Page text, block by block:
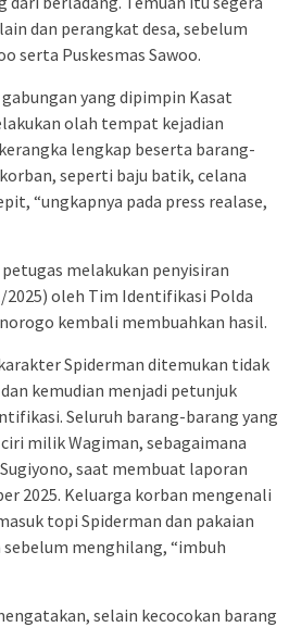
dan perangkat desa, sebelum
serta Puskesmas Sawoo.
yang dipimpin Kasat
olah tempat kejadian
lengkap beserta barang-
seperti baju batik, celana
“ungkapnya pada press realase,
melakukan penyisiran
oleh Tim Identifikasi Polda
kembali membuahkan hasil.
Spiderman ditemukan tidak
kemudian menjadi petunjuk
Seluruh barang-barang yang
milik Wagiman, sebagaimana
saat membuat laporan
2025. Keluarga korban mengenali
topi Spiderman dan pakaian
menghilang, “imbuh
selain kecocokan barang